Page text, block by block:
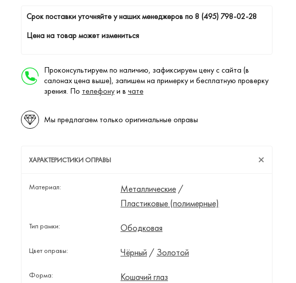
Cрок поставки уточняйте у наших менеджеров по8 (495) 798-02-28
Цена на товар может измениться
Проконсультируем по наличию, зафиксируем цену с сайта (в
салонах цена выше), запишем на примерку и бесплатную проверку
зрения. По телефонуи в чате
Мы предлагаем только оригинальные оправы
ХАРАКТЕРИСТИКИ ОПРАВЫ
Материал: Металлические/
Пластиковые (полимерные)
Тип рамки: Ободковая
Цвет оправы: Чёрный / Золотой
Форма: Кошачий глаз